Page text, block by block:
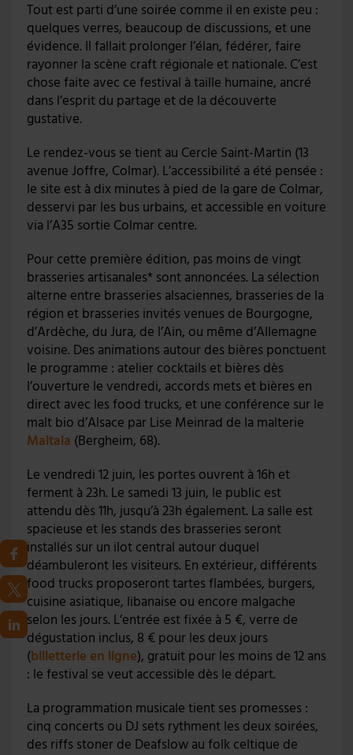
Tout est parti d’une soirée comme il en existe peu :
quelques verres, beaucoup de discussions, et une
évidence. Il fallait prolonger l’élan, fédérer, faire
rayonner la scène craft régionale et nationale. C’est
chose faite avec ce festival à taille humaine, ancré
dans l’esprit du partage et de la découverte
gustative.
Le rendez-vous se tient au Cercle Saint-Martin (13
avenue Joffre, Colmar). L’accessibilité a été pensée :
le site est à dix minutes à pied de la gare de Colmar,
desservi par les bus urbains, et accessible en voiture
via l’A35 sortie Colmar centre.
Pour cette première édition, pas moins de vingt
brasseries artisanales* sont annoncées. La sélection
alterne entre brasseries alsaciennes, brasseries de la
région et brasseries invités venues de Bourgogne,
d’Ardèche, du Jura, de l’Ain, ou même d’Allemagne
voisine. Des animations autour des bières ponctuent
le programme : atelier cocktails et bières dès
l’ouverture le vendredi, accords mets et bières en
direct avec les food trucks, et une conférence sur le
malt bio d’Alsace par Lise Meinrad de la malterie
Maltala (Bergheim, 68).
Le vendredi 12 juin, les portes ouvrent à 16h et
ferment à 23h. Le samedi 13 juin, le public est
attendu dès 11h, jusqu’à 23h également. La salle est
spacieuse et les stands des brasseries seront
installés sur un ilot central autour duquel
déambuleront les visiteurs. En extérieur, différents
food trucks proposeront tartes flambées, burgers,
cuisine asiatique, libanaise ou encore malgache
selon les jours. L’entrée est fixée à 5 €, verre de
dégustation inclus, 8 € pour les deux jours
(billetterie en ligne), gratuit pour les moins de 12 ans
: le festival se veut accessible dès le départ.
La programmation musicale tient ses promesses :
cinq concerts ou DJ sets rythment les deux soirées,
des riffs stoner de Deafslow au folk celtique de